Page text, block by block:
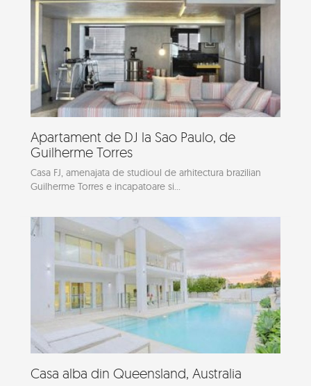
Apartament de DJ la Sao Paulo, de
Guilherme Torres
Casa FJ, amenajata de studioul de arhitectura brazilian
Guilherme Torres e incapatoare si...
Casa alba din Queensland, Australia